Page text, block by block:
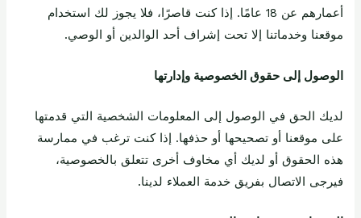
أعمارهم عن 18 عامًا. إذا كنت قاصرًا، فلا يجوز لك استخدام
موقعنا وخدماتنا إلا تحت إشراف أحد الوالدين أو الوصي.
الوصول إلى حقوق الخصوصية وإدارتها
لديك الحق في الوصول إلى المعلومات الشخصية التي قدمتها
على موقعنا أو تصحيحها أو حذفها. إذا كنت ترغب في ممارسة
هذه الحقوق أو لديك أي مخاوف أخرى تتعلق بالخصوصية،
فيرجى الاتصال بفريق خدمة العملاء لدينا.